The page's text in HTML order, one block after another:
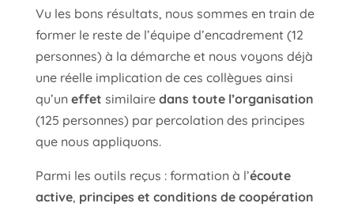
Vu les bons résultats, nous sommes en train de
former le reste de l’équipe d’encadrement (12
personnes) à la démarche et nous voyons déjà
une réelle implication de ces collègues ainsi
qu’un effet similaire dans toute l’organisation
(125 personnes) par percolation des principes
que nous appliquons.
Parmi les outils reçus : formation à l’écoute
active, principes et conditions de coopération